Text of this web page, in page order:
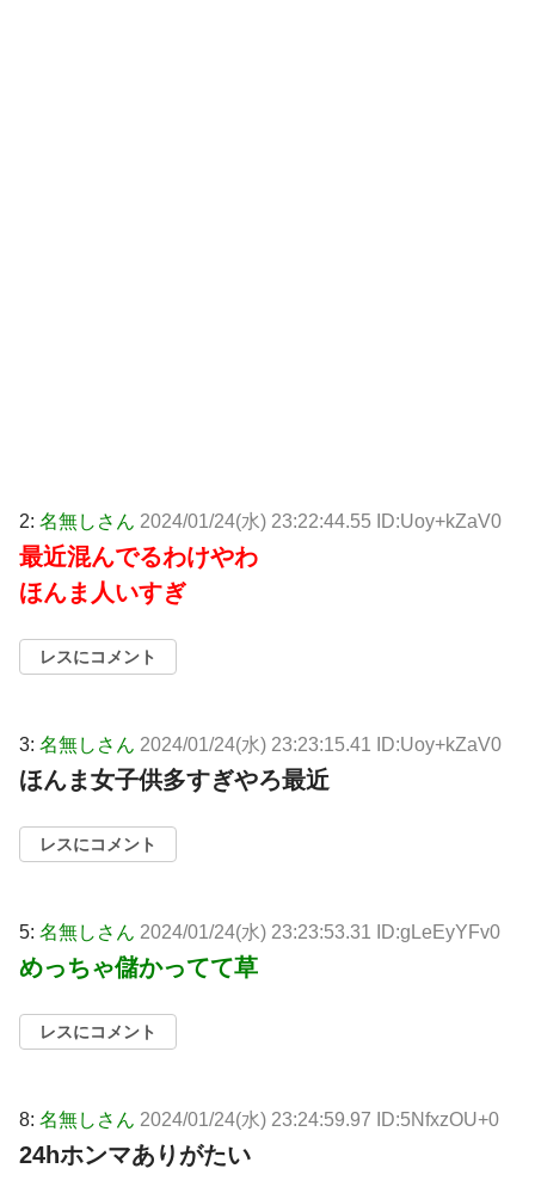
2: 名無しさん 2024/01/24(水) 23:22:44.55 ID:Uoy+kZaV0
最近混んでるわけやわ
ほんま人いすぎ
レスにコメント
3: 名無しさん 2024/01/24(水) 23:23:15.41 ID:Uoy+kZaV0
ほんま女子供多すぎやろ最近
レスにコメント
5: 名無しさん 2024/01/24(水) 23:23:53.31 ID:gLeEyYFv0
めっちゃ儲かってて草
レスにコメント
8: 名無しさん 2024/01/24(水) 23:24:59.97 ID:5NfxzOU+0
24hホンマありがたい